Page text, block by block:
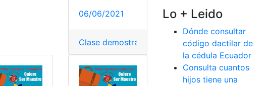
06/06/2021
Clase demostrativa Entrevista,Evaluación,
Lo + Leido
Dónde consultar
código dactilar de
la cédula Ecuador
Consulta cuantos
hijos tiene una